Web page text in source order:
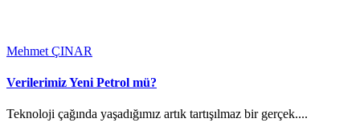
Mehmet ÇINAR
Verilerimiz Yeni Petrol mü?
Teknoloji çağında yaşadığımız artık tartışılmaz bir gerçek....